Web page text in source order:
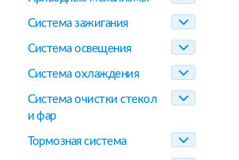
Система зажигания
Система освещения
Система охлаждения
Система очистки стекол
и фар
Тормозная система